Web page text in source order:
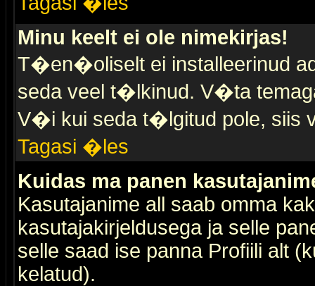
Minu keelt ei ole nimekirjas!
T�en�oliselt ei installeerinud
seda veel t�lkinud. V�ta
V�i kui seda t�lgitud pole, siis
Tagasi �les
Kuidas ma panen
Kasutajanime all saab omma
kasutajakirjeldusega ja selle
selle saad ise panna Profiili alt
kelatud).